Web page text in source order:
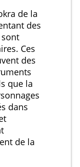
de la
des
Ces
des
que la
dans
de la